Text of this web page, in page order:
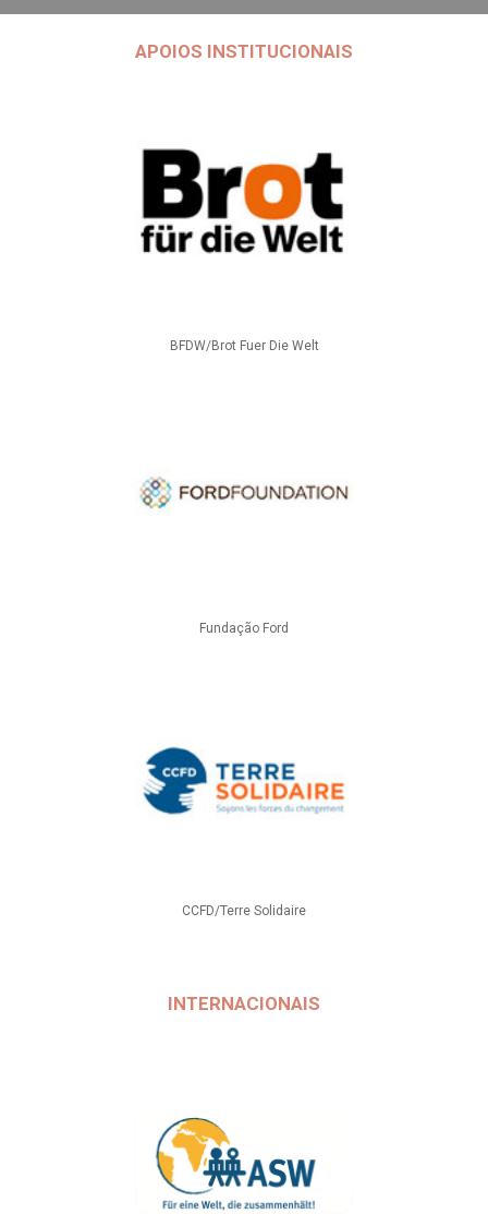
APOIOS INSTITUCIONAIS
BFDW/Brot Fuer Die Welt
Fundação Ford
CCFD/Terre Solidaire
INTERNACIONAIS